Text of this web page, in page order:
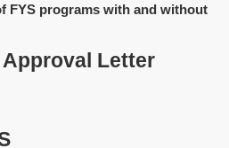
FYS programs with and without
Letter